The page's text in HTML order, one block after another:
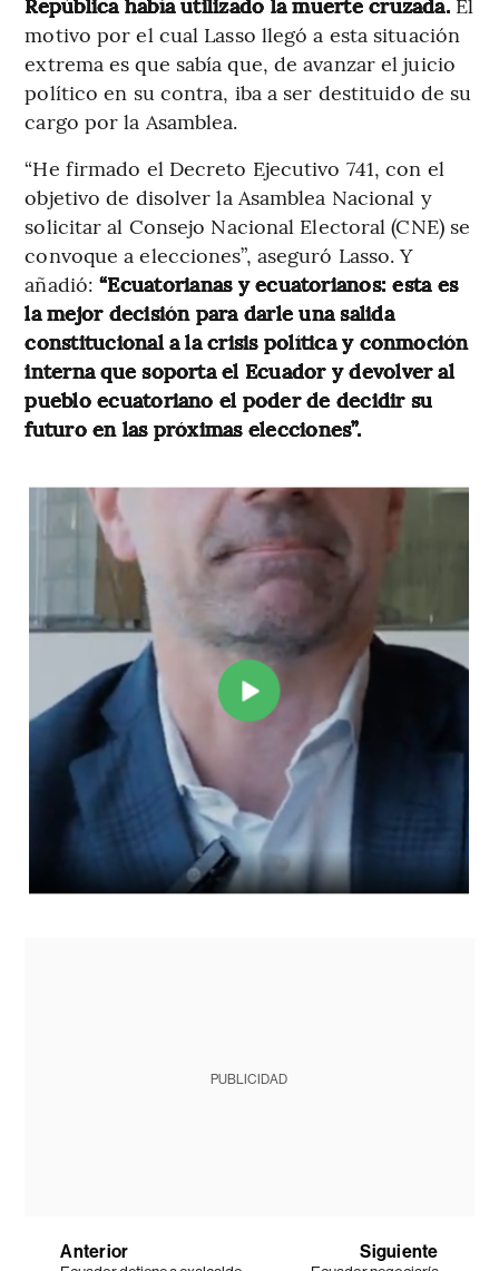
motivo por el cual Lasso llegó a esta situación
extrema es que sabía que, de avanzar el juicio
político en su contra, iba a ser destituido de su
cargo por la Asamblea.
“He firmado el Decreto Ejecutivo 741, con el
objetivo de disolver la Asamblea Nacional y
solicitar al Consejo Nacional Electoral (CNE) se
convoque a elecciones”, aseguró Lasso. Y
añadió:“Ecuatorianas y ecuatorianos: esta es
la mejor decisión para darle una salida
constitucional a la crisis política y conmoción
interna que soporta el Ecuador y devolver al
pueblo ecuatoriano el poder de decidir su
futuro en las próximas elecciones”.
PUBLICIDAD
Anterior Siguiente